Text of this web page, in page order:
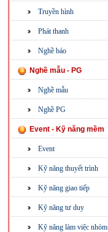
Truyền hình
Phát thanh
Nghề báo
Nghề mẫu - PG
Nghề mẫu
Nghề PG
Event - Kỹ năng mềm
Event
Kỹ năng thuyết trình
Kỹ năng giao tiếp
Kỹ năng tư duy
Kỹ năng làm việc nhóm